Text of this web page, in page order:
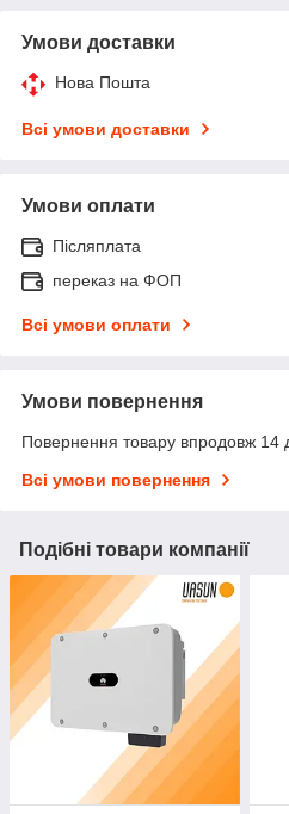
Умови доставки
Нова Пошта
Всі умови доставки
Умови оплати
Післяплата
переказ на ФОП
Всі умови оплати
Умови повернення
Повернення товару впродовж 14
Всі умови повернення
Подібні товари компанії